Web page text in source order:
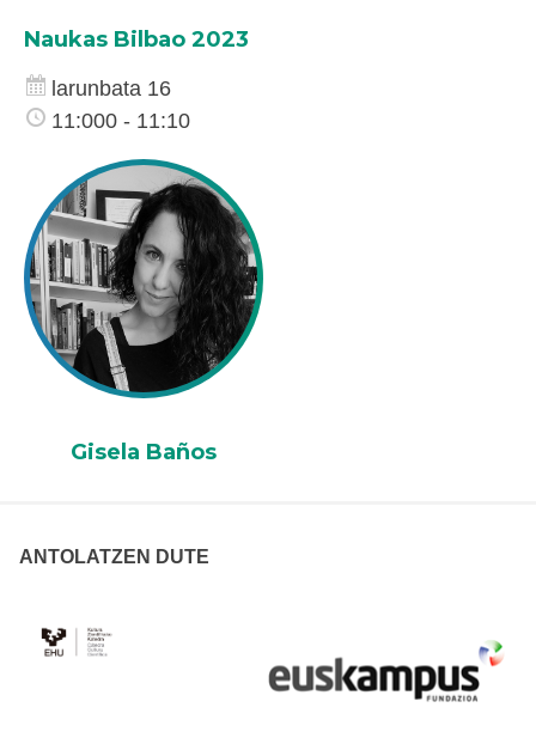
Naukas Bilbao 2023
larunbata 16
11:000 - 11:10
Gisela Baños
ANTOLATZEN DUTE